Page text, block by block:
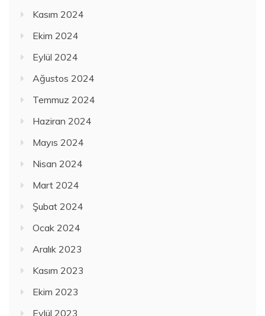
Kasım 2024
Ekim 2024
Eylül 2024
Ağustos 2024
Temmuz 2024
Haziran 2024
Mayıs 2024
Nisan 2024
Mart 2024
Şubat 2024
Ocak 2024
Aralık 2023
Kasım 2023
Ekim 2023
Eylül 2023